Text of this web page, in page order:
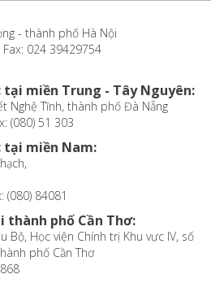
- thành phố Hà Nội
024 39429754
miền Trung - Tây Nguyên:
Nghệ Tĩnh, thành phố Đà Nẵng
(080) 51 303
miền Nam:
(080) 84081
thành phố Cần Thơ:
Bộ, Học viện Chính trị Khu vực IV, số
phố Cần Thơ